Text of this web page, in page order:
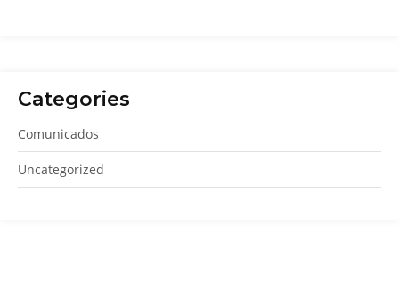
Categories
Comunicados
Uncategorized